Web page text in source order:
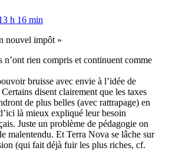
h 16 min
nouvel impôt »
n’ont rien compris et continuent comme
bruisse avec envie à l’idée de
disent clairement que les taxes
de plus belles (avec rattrapage) en
là mieux expliqué leur besoin
Juste un problème de pédagogie on
malentendu. Et Terra Nova se lâche sur
(qui fait déjà fuir les plus riches, cf.